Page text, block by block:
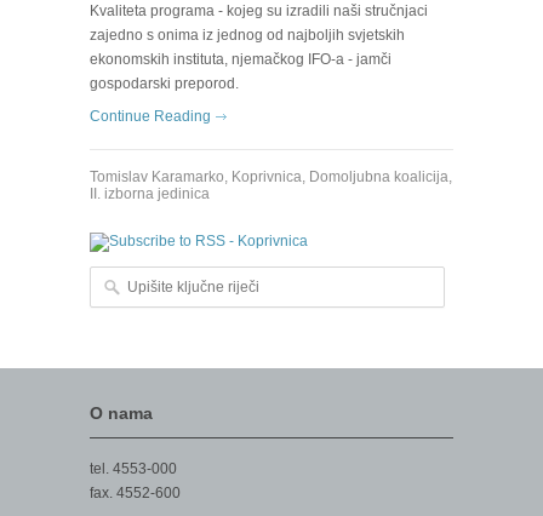
Kvaliteta programa - kojeg su izradili naši stručnjaci
zajedno s onima iz jednog od najboljih svjetskih
ekonomskih instituta, njemačkog IFO-a - jamči
gospodarski preporod.
Continue Reading
Tomislav Karamarko, Koprivnica, Domoljubna koalicija,
II. izborna jedinica
Upišite ključne riječi
O nama
tel. 4553-000
fax. 4552-600